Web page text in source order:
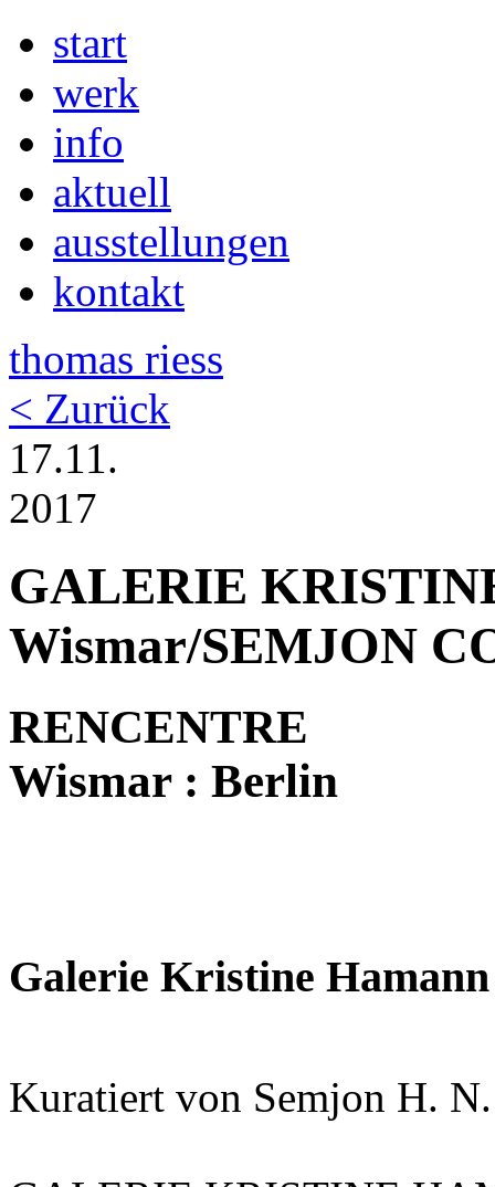
start
werk
info
aktuell
ausstellungen
kontakt
thomas riess
< Zurück
17.11.
2017
GALERIE
Wismar/SEMJON
RENCENTRE
Wismar : Berlin
Galerie Kristine
Kuratiert von Semjon H.